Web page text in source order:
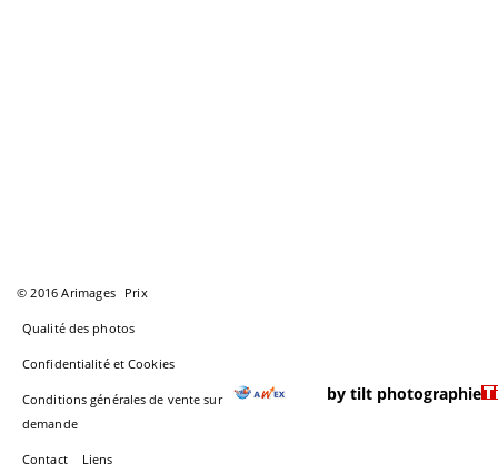
© 2016 Arimages Prix
Qualité des photos
Confidentialité et Cookies
Conditions générales de vente sur
demande
Contact Liens
by tilt photographie